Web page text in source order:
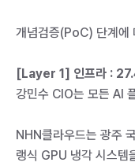
개념검증(PoC) 단계에
[Layer 1] 인프라 :
강민수 CIO는 모든 AI
NHN클라우드는 광주
랭식 GPU 냉각 시스템